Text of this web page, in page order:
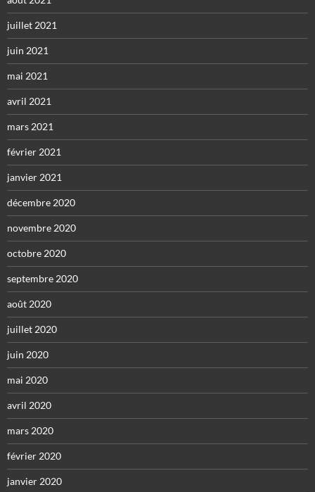
juillet 2021
juin 2021
mai 2021
avril 2021
mars 2021
février 2021
janvier 2021
décembre 2020
novembre 2020
octobre 2020
septembre 2020
août 2020
juillet 2020
juin 2020
mai 2020
avril 2020
mars 2020
février 2020
janvier 2020